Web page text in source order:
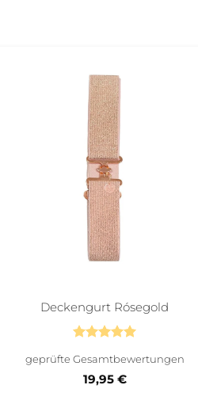
Deckengurt Rósegold
mit5von
geprüfte Gesamtbewertungen
19,95 €